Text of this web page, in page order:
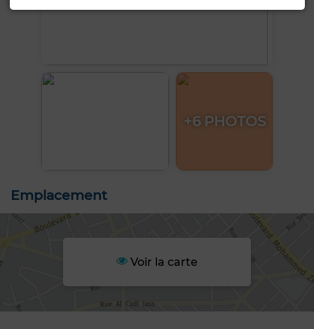
+6 PHOTOS
Emplacement
Voir la carte